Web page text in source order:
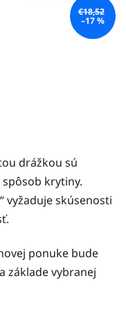
drážkou sú
krytiny.
vyžaduje skúsenosti
ponuke bude
základe vybranej
€18,52
–17 %